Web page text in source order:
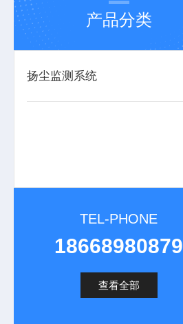
产品分类
扬尘监测系统
TEL-PHONE
18668980879
查看全部